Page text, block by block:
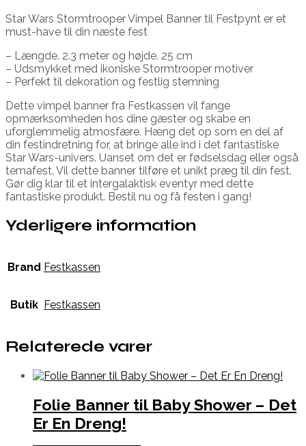
Star Wars Stormtrooper Vimpel Banner til Festpynt er et
must-have til din næste fest
– Længde. 2.3 meter og højde. 25 cm
– Udsmykket med ikoniske Stormtrooper motiver
– Perfekt til dekoration og festlig stemning
Dette vimpel banner fra Festkassen vil fange
opmærksomheden hos dine gæster og skabe en
uforglemmelig atmosfære. Hæng det op som en del af
din festindretning for, at bringe alle ind i det fantastiske
Star Wars-univers. Uanset om det er fødselsdag eller også
temafest. Vil dette banner tilføre et unikt præg til din fest.
Gør dig klar til et intergalaktisk eventyr med dette
fantastiske produkt. Bestil nu og få festen i gang!
Yderligere information
Brand Festkassen
Butik Festkassen
Relaterede varer
Folie Banner til Baby Shower – Det
Er En Dreng!